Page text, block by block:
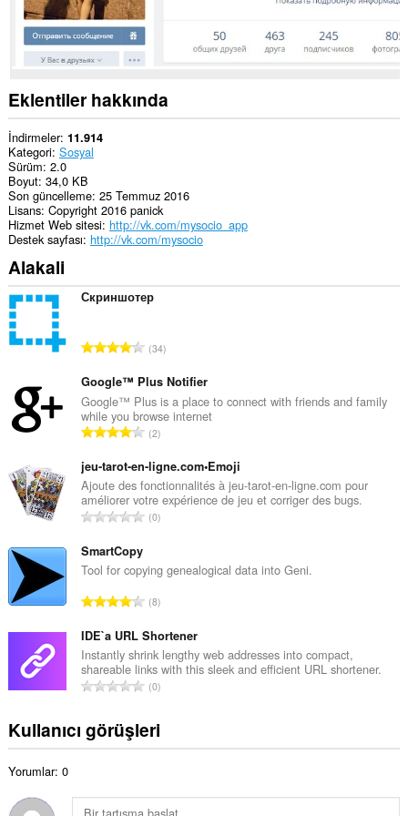
Eklentiler hakkında
İndirmeler 11.914
Kategori Sosyal
Sürüm 2.0
Boyut 34,0 KB
Son güncelleme 25 Temmuz 2016
Lisans Copyright 2016 panick
Hizmet Web sitesi http://vk.com/mysocio_app
Destek sayfası http://vk.com/mysocio
Alakali
Скриншотер
T
p
l
a
m
y
s
a
y
s
ı
:
34
Google™ Plus Notifier
Google™ Plus is a place to connect with friends and family
while you browse internet
T
p
l
a
m
s
a
y
ı
s
ı
:
2
jeu-tarot-en-ligne.com•Emoji
Ajoute des fonctionnalités à jeu-tarot-en-ligne.com pour
améliorer votre expérience de jeu et corriger des bugs.
T
l
m
y
s
a
y
s
ı
0
SmartCopy
Tool for copying genealogical data into Geni.
T
p
l
a
m
y
s
ı
8
IDE`a URL Shortener
Instantly shrink lengthy web addresses into compact,
shareable links with this sleek and efficient URL shortener.
T
l
o
0
Kullanıcı görüşleri
Yorumlar: 0